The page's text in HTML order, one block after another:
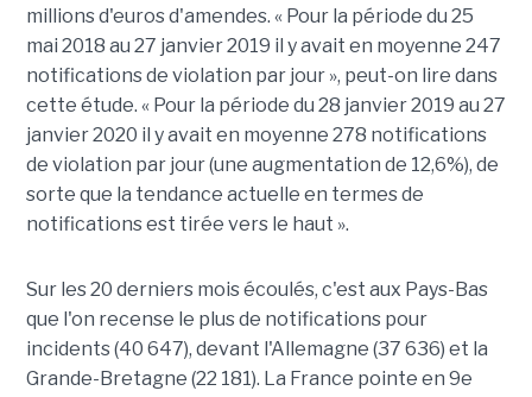
millions d'euros d'amendes. « Pour la période du 25
mai 2018 au 27 janvier 2019 il y avait en moyenne 247
notifications de violation par jour », peut-on lire dans
cette étude. « Pour la période du 28 janvier 2019 au 27
janvier 2020 il y avait en moyenne 278 notifications
de violation par jour (une augmentation de 12,6%), de
sorte que la tendance actuelle en termes de
notifications est tirée vers le haut ».
Sur les 20 derniers mois écoulés, c'est aux Pays-Bas
que l'on recense le plus de notifications pour
incidents (40 647), devant l'Allemagne (37 636) et la
Grande-Bretagne (22 181). La France pointe en 9e